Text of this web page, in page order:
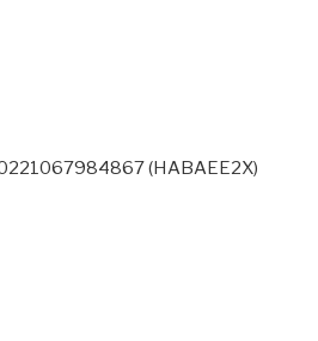
(HABAEE2X)